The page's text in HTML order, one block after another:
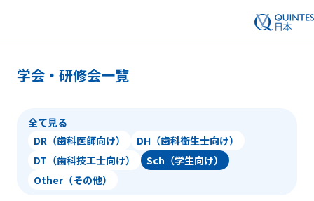
学会・研修会一覧
全て見る
DR（歯科医師向け）
DH（歯科衛生士向け）
DT（歯科技工士向け）
Sch（学生向け）
Other（その他）